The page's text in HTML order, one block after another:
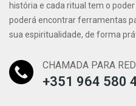
história e cada ritual tem o
poderá encontrar ferramentas
sua espiritualidade, de forma
CHAMADA PARA
+351 964 580